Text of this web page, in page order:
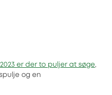
2023 er der to puljer at søge,
og en